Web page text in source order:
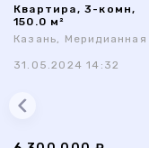
Квартира, 3-комн,
150.0 м²
Казань, Меридианная
31.05.2024 14:32